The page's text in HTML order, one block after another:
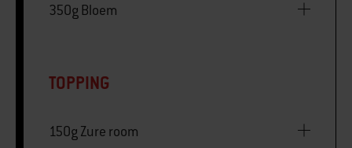
350g Bloem
TOPPING
150g Zure room